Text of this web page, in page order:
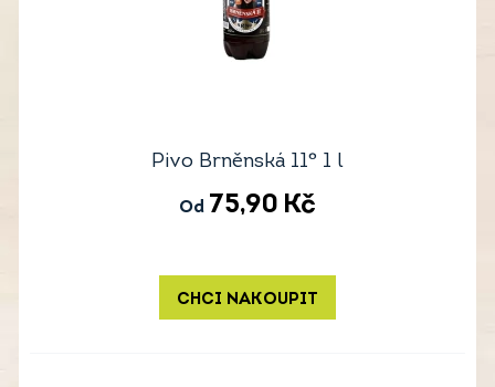
Pivo Brněnská 11° 1 l
Od 75,90 Kč
CHCI NAKOUPIT